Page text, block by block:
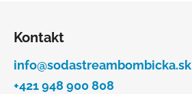
Kontakt
info@sodastreambombicka.sk
+421 948 900 808